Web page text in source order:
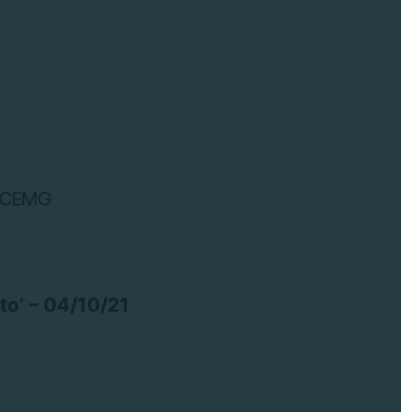
– 04/10/21